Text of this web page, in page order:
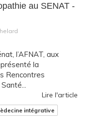
au SENAT -
l’AFNAT, aux
la
Rencontres
Lire l'article
intégrative